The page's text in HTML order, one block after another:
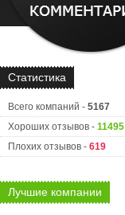
Статистика
Всего компаний - 5167
Хороших отзывов - 11495
Плохих отзывов - 619
Лучшие компании